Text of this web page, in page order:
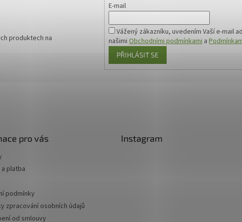
produktech na
E-mail
Vážený zákazníku, uvedením Vaší e-mail
našimiObchodními podmínkamia
PŘIHLÁSIT SE
pro vás
platba
podmínky
zpracování osobních údajů
od smlouvy
Instagram